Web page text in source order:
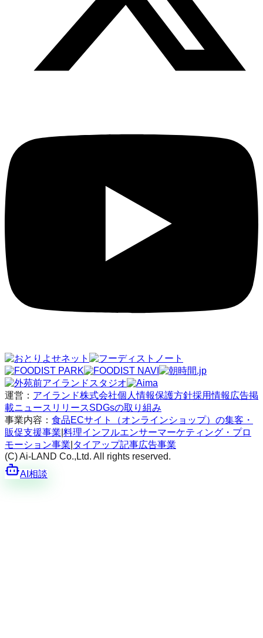
運営： アイランド株式会社個人情報保護方針採用情報 広告掲
載ニュースリリースSDGsの取り組み
事業内容： 食品ECサイト（オンラインショップ）の集客・
販促支援事業 料理インフルエンサーマーケティング・プロ
モーション事業 タイアップ記事広告事業
(C) Ai-LAND Co.,Ltd. All rights reserved.
AI相談